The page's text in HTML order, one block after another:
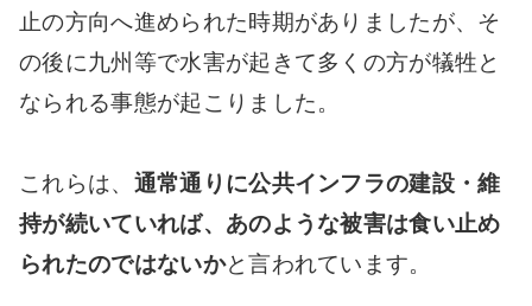
止の方向へ進められた時期がありましたが、そ
の後に九州等で水害が起きて多くの方が犠牲と
なられる事態が起こりました。
これらは、 通常通りに公共インフラの建設・維
持が続いていれば、あのような被害は食い止め
られたのではないかと言われています。